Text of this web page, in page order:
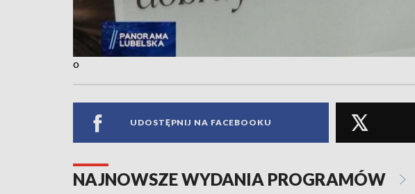
o
UDOSTĘPNIJ NA FACEBOOKU
NAJNOWSZE WYDANIA PROGRAMÓW